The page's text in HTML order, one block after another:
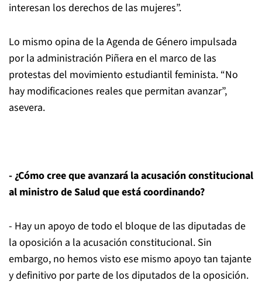
interesan los derechos de las mujeres”.
Lo mismo opina de la Agenda de Género impulsada
por la administración Piñera en el marco de las
protestas del movimiento estudiantil feminista. “No
hay modificaciones reales que permitan avanzar”,
asevera.
- ¿Cómo cree que avanzará la acusación constitucional
al ministro de Salud que está coordinando?
- Hay un apoyo de todo el bloque de las diputadas de
la oposición a la acusación constitucional. Sin
embargo, no hemos visto ese mismo apoyo tan tajante
y definitivo por parte de los diputados de la oposición.